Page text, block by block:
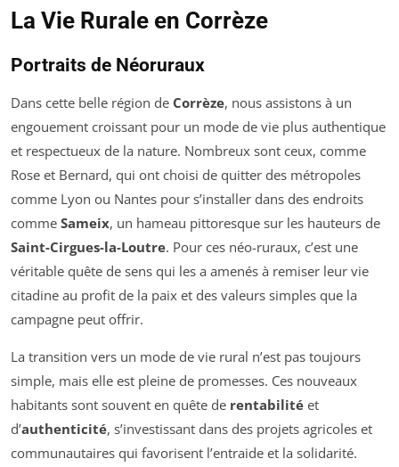
La Vie Rurale en Corrèze
Portraits de Néoruraux
Dans cette belle région de Corrèze, nous assistons à un
engouement croissant pour un mode de vie plus authentique
et respectueux de la nature. Nombreux sont ceux, comme
Rose et Bernard, qui ont choisi de quitter des métropoles
comme Lyon ou Nantes pour s’installer dans des endroits
comme Sameix, un hameau pittoresque sur les hauteurs de
Saint-Cirgues-la-Loutre. Pour ces néo-ruraux, c’est une
véritable quête de sens qui les a amenés à remiser leur vie
citadine au profit de la paix et des valeurs simples que la
campagne peut offrir.
La transition vers un mode de vie rural n’est pas toujours
simple, mais elle est pleine de promesses. Ces nouveaux
habitants sont souvent en quête de rentabilité et
d’authenticité, s’investissant dans des projets agricoles et
communautaires qui favorisent l’entraide et la solidarité.